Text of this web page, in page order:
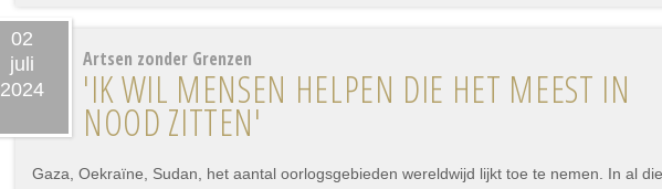
02
juli
2024
Artsen zonder Grenzen
'IK WIL MENSEN HELPEN DIE HET MEEST IN
NOOD ZITTEN'
Gaza, Oekraïne, Sudan, het aantal oorlogsgebieden wereldwijd lijkt toe te nemen. In al die